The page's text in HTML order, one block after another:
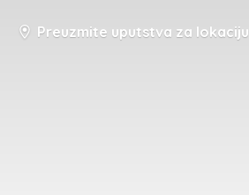
Preuzmite uputstva za lokaciju